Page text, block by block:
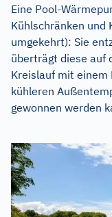
Eine Pool-
Kühlschränken und
umgekehrt): Sie
überträgt diese auf
Kreislauf mit einem
kühleren
gewonnen werden